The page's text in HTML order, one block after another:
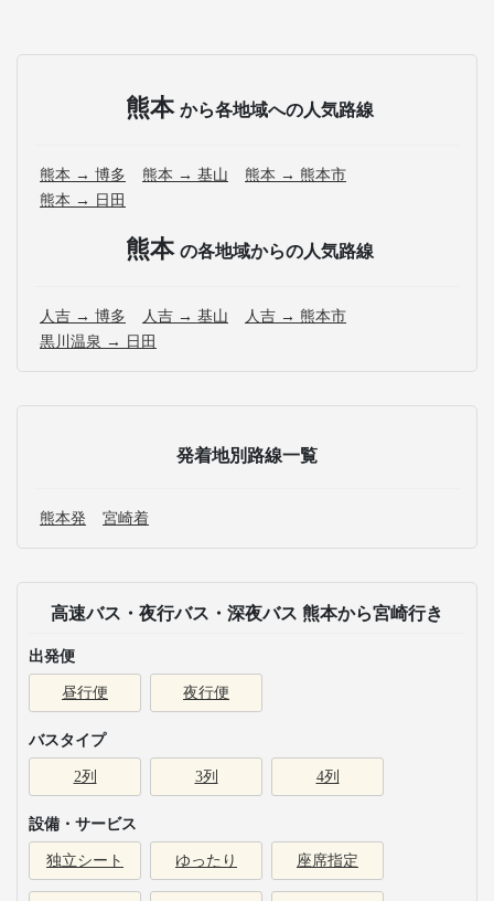
熊本 から各地域への人気路線
熊本 → 博多 熊本 → 基山
熊本 → 熊本市
熊本 → 日田
熊本 の各地域からの人気路線
人吉 → 博多 人吉 → 基山
人吉 → 熊本市
黒川温泉 → 日田
発着地別路線一覧
熊本発 宮崎着
高速バス・夜行バス・深夜バス 熊本から宮崎行き
出発便
昼行便 夜行便
バスタイプ
2列 3列 4列
設備・サービス
独立シート ゆったり 座席指定